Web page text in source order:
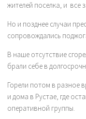
жителей поселка, и все
Но и позднее случаи
сопровождались
В наше отсутствие
брали себе в
Горели потом в разное
и дома в Рустае, где
оперативной группы.